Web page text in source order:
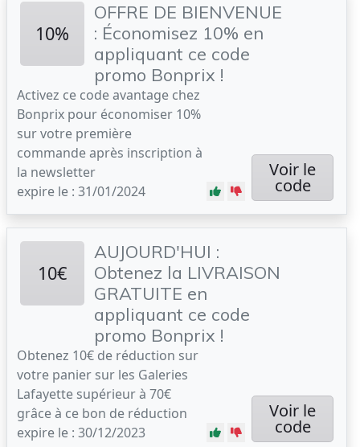
10%
OFFRE DE BIENVENUE
: Économisez 10% en
appliquant ce code
promo Bonprix !
Activez ce code avantage chez
Bonprix pour économiser 10%
sur votre première
commande après inscription à
la newsletter
expire le : 31/01/2024
Voir le
code
10€
AUJOURD'HUI :
Obtenez la LIVRAISON
GRATUITE en
appliquant ce code
promo Bonprix !
Obtenez 10€ de réduction sur
votre panier sur les Galeries
Lafayette supérieur à 70€
grâce à ce bon de réduction
expire le : 30/12/2023
Voir le
code